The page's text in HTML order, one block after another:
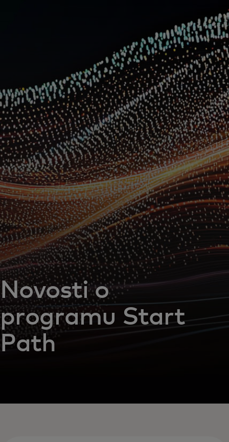
Za svijet
Za inovatore
Novosti i trendovi
Novosti o
programu Start
Path